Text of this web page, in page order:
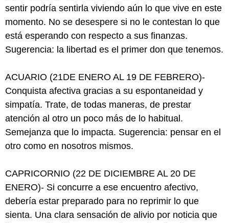
sentir podría sentirla viviendo aún lo que vive en este
momento. No se desespere si no le contestan lo que
está esperando con respecto a sus finanzas.
Sugerencia: la libertad es el primer don que tenemos.
ACUARIO (21DE ENERO AL 19 DE FEBRERO)-
Conquista afectiva gracias a su espontaneidad y
simpatía. Trate, de todas maneras, de prestar
atención al otro un poco más de lo habitual.
Semejanza que lo impacta. Sugerencia: pensar en el
otro como en nosotros mismos.
CAPRICORNIO (22 DE DICIEMBRE AL 20 DE
ENERO)- Si concurre a ese encuentro afectivo,
debería estar preparado para no reprimir lo que
sienta. Una clara sensación de alivio por noticia que